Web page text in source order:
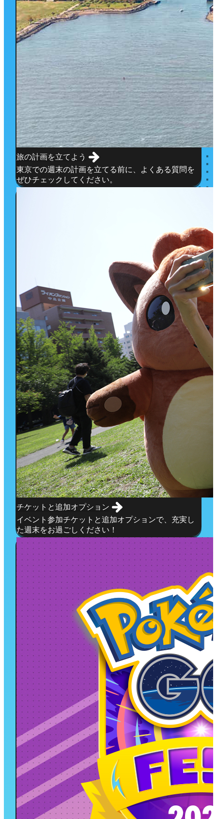
旅の計画を立てよう
東京での週末の計画を立てる前に、よくある質問を
ぜひチェックしてください。
チケットと追加オプション
イベント参加チケットと追加オプションで、充実し
た週末をお過ごしください！